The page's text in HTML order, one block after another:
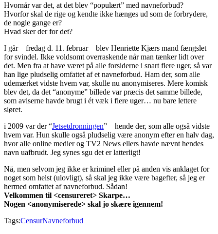
Hvornår var det, at det blev “populært” med navneforbud?
Hvorfor skal de rige og kendte ikke hænges ud som de forbrydere,
de nogle gange er?
Hvad sker der for det?
I går – fredag d. 11. februar – blev Henriette Kjærs mand fængslet
for svindel. Ikke voldsomt overraskende når man tænker lidt over
det. Men fra at have været på alle forsiderne i snart flere uger, så var
han lige pludselig omfattet af et navneforbud. Ham der, som alle
udemærket vidste hvem var, skulle nu anonymiseres. Mere komisk
blev det, da det “anonyme” billede var præcis det samme billede,
som aviserne havde brugt i ét væk i flere uger… nu bare lettere
sløret.
i 2009 var der “Jetsetdronningen” – hende der, som alle også vidste
hvem var. Hun skulle også pludselig være anonym efter en halv dag,
hvor alle online medier og TV2 News ellers havde nævnt hendes
navn uafbrudt. Jeg synes sgu det er latterligt!
Nå, men selvom jeg ikke er kriminel eller på anden vis anklaget for
noget som helst (ulovligt), så skal jeg ikke være bagefter, så jeg er
hermed omfattet af navneforbud. Sådan!
Velkommen til <censureret> Skarpe…
Nogen <anonymiserede> skal jo skære igennem!
Tags:CensurNavneforbud